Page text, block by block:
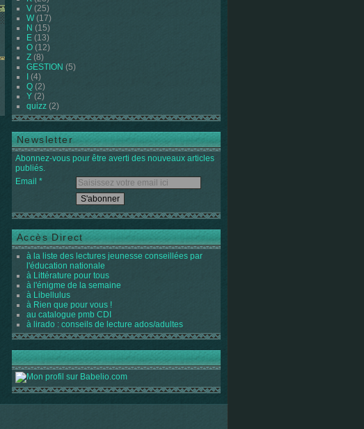
V (25)
W(17)
N (15)
E (13)
O (12)
Z (8)
GESTION (5)
(4)
Q (2)
Y (2)
quizz (2)
Newsletter
Abonnez-vous pour être averti des nouveaux articles
publiés.
Email
Accès Direct
à la liste des lectures jeunesse conseillées par
l'éducation nationale
à Littérature pour tous
à l'énigme de la semaine
à Libellulus
à Rien que pour vous !
au catalogue pmb CDI
à lirado : conseils de lecture ados/adultes